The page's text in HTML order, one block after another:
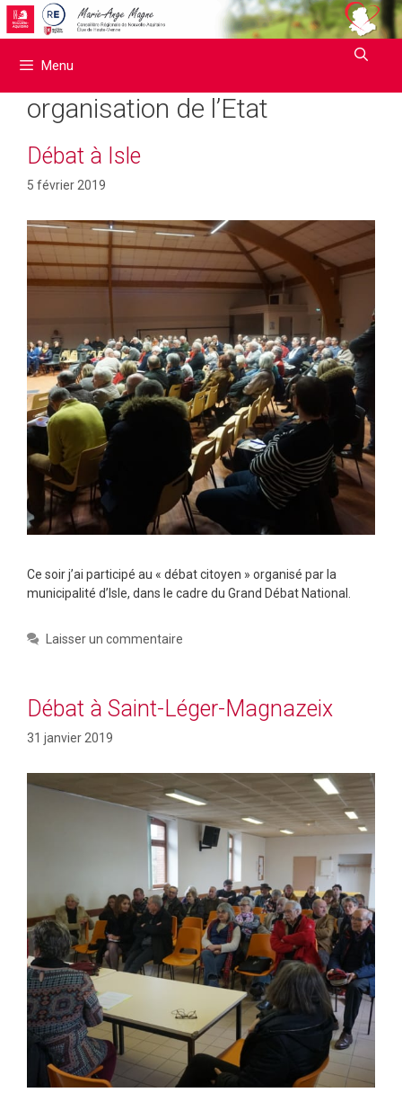
Aller
au
Menu
organisation de l’Etat
Débat à Isle
5 février 2019
Ce soir j’ai participé au « débat citoyen » organisé par la
municipalité d’Isle, dans le cadre du Grand Débat National.
Laisser un commentaire
Débat à Saint-Léger-Magnazeix
31 janvier 2019